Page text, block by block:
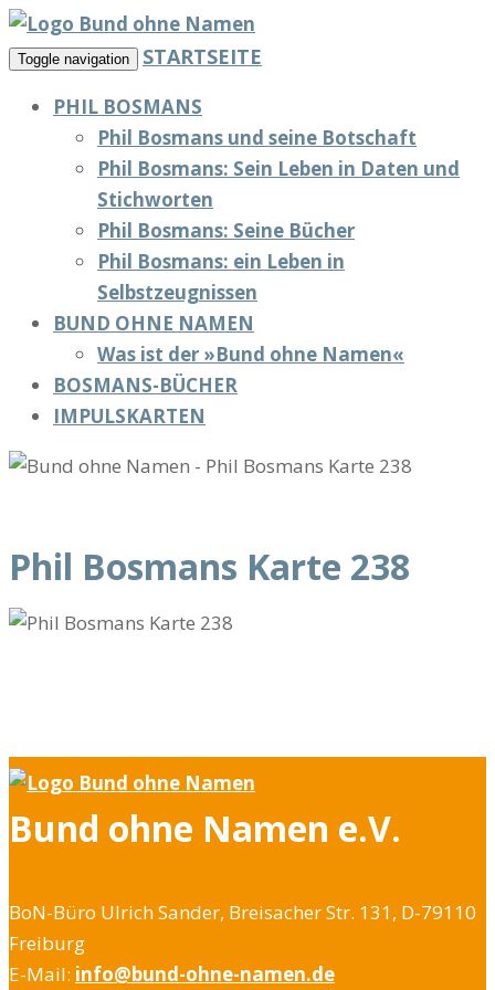
Toggle navigation STARTSEITE
PHIL BOSMANS
Phil Bosmans und seine Botschaft
Phil Bosmans: Sein Leben in Daten und
Stichworten
Phil Bosmans: Seine Bücher
Phil Bosmans: ein Leben in
Selbstzeugnissen
BUND OHNE NAMEN
Was ist der »Bund ohne Namen«
BOSMANS-BÜCHER
IMPULSKARTEN
Phil Bosmans Karte 238
Bund ohne Namen e.V.
BoN-Büro Ulrich Sander, Breisacher Str. 131, D-79110
Freiburg
E-Mail: info@bund-ohne-namen.de